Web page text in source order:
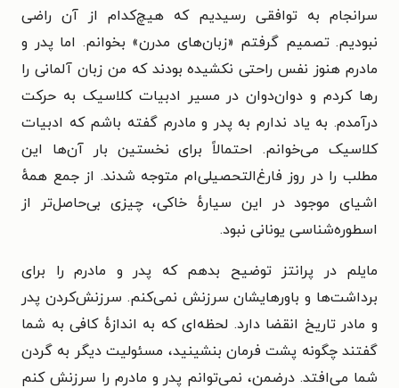
سرانجام به توافقی رسیدیم که هیچ‌کدام از آن راضی
نبودیم. تصمیم گرفتم «زبان‌های مدرن» بخوانم. اما پدر و
مادرم هنوز نفس راحتی نکشیده بودند که من زبان آلمانی را
رها کردم و دوان‌دوان در مسیر ادبیات کلاسیک به حرکت
درآمدم. به یاد ندارم به پدر و مادرم گفته باشم که ادبیات
کلاسیک می‌خوانم. احتمالاً برای نخستین بار آن‌ها این
مطلب را در روز فارغ‌التحصیلی‌ام متوجه شدند. از جمع همهٔ
اشیای موجود در این سیارهٔ خاکی، چیزی بی‌حاصل‌تر از
اسطوره‌شناسی یونانی نبود.
مایلم در پرانتز توضیح بدهم که پدر و مادرم را برای
برداشت‌ها و باورهایشان سرزنش نمی‌کنم. سرزنش‌کردن پدر
و مادر تاریخ انقضا دارد. لحظه‌ای که به اندازهٔ کافی به شما
گفتند چگونه پشت فرمان بنشینید، مسئولیت دیگر به گردن
شما می‌افتد. درضمن، نمی‌توانم پدر و مادرم را سرزنش کنم